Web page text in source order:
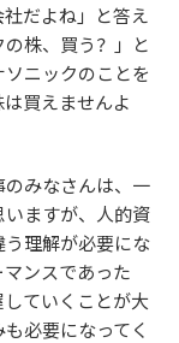
だよね」と答え
株、買う？」と
ニックのことを
買えませんよ
みなさんは、一
ますが、人的資
理解が必要にな
ンスであった
ていくことが大
必要になってく